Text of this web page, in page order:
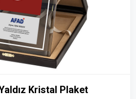
Kristal Plaket